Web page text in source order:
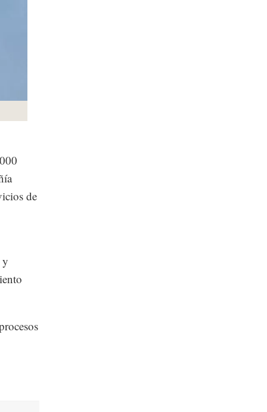
de
y